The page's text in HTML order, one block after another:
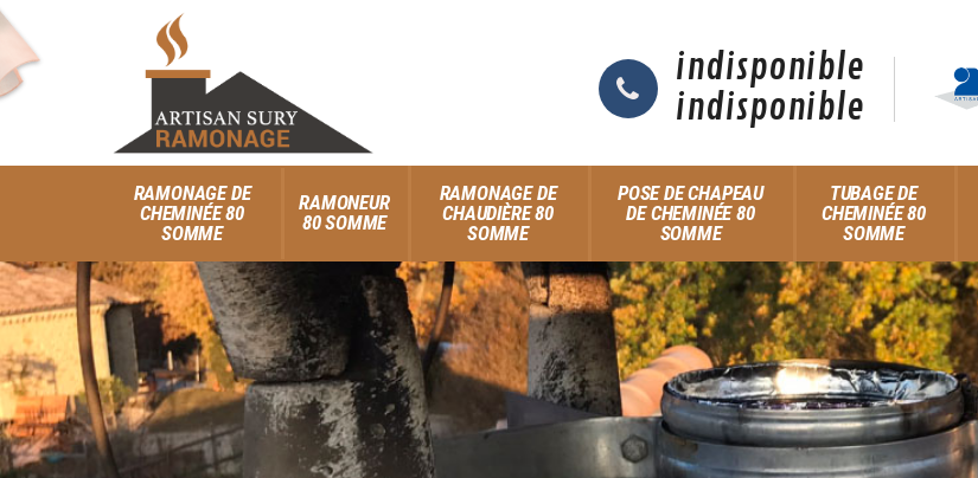
indisponible
indisponible
RAMONAGE DE
CHEMINÉE 80
SOMME
RAMONEUR
80 SOMME
RAMONAGE DE
CHAUDIÈRE 80
SOMME
POSE DE CHAPEAU
DE CHEMINÉE 80
SOMME
TUBAGE DE
CHEMINÉE 80
SOMME